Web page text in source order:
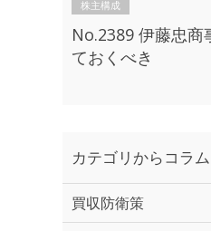
株主構成
No.2389 伊藤忠商
ておくべき
カテゴリからコラ
買収防衛策